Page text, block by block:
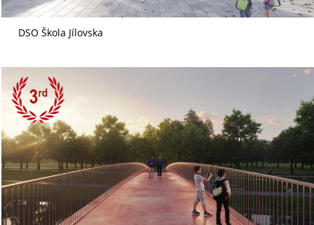
DSO Škola Jílovska